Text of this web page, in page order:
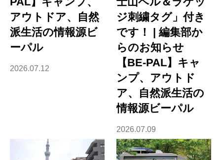
アウトドア、自然
派生活の情報源ビ
ーパル
2026.07.12
ジ刺繍タグ」付き
です！ | 編集部か
らのお知らせ
【BE-PAL】キャ
ンプ、アウトド
ア、自然派生活の
情報源ビーパル
2026.07.09